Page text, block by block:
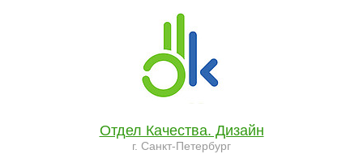
Отдел Качества. Дизайн
г. Санкт-Петербург